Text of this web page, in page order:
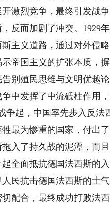
激烈竞争，最终引发战
反而加剧了冲突。1929
主义道路，通过对外侵
帝国主义的扩张本质，
别殖民思维与文明优越论
发挥了中流砥柱作用，
争起，中国率先步入反
最为惨重的国家，付出
入了持久战的泥潭，而
全面抵抗德国法西斯的
民抗击德国法西斯的士
配合，最终成功打败法